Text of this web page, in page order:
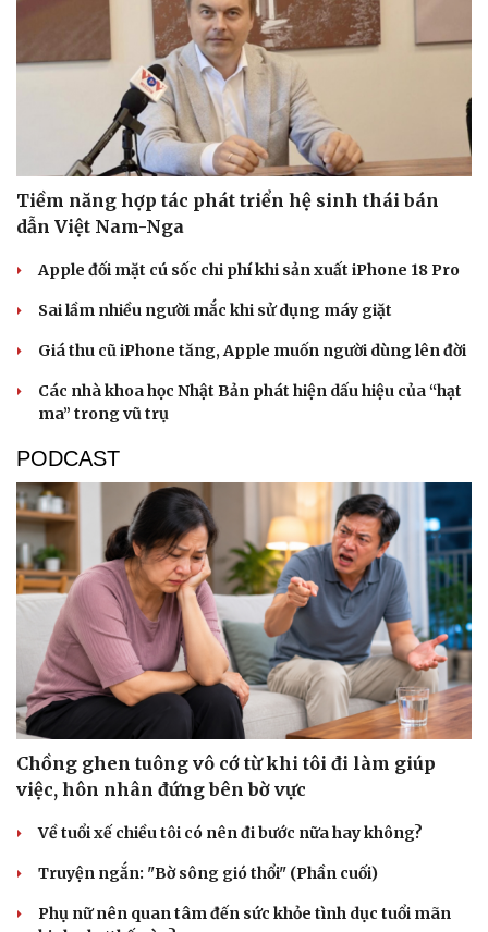
Văn hóa
Sân khấu - Điện ảnh
Âm nhạc
Giải trí
Nghệ sĩ
Sao Việt
Tiềm năng hợp tác phát triển hệ sinh thái bán
dẫn Việt Nam-Nga
Apple đối mặt cú sốc chi phí khi sản xuất iPhone 18 Pro
Sai lầm nhiều người mắc khi sử dụng máy giặt
Giá thu cũ iPhone tăng, Apple muốn người dùng lên đời
Các nhà khoa học Nhật Bản phát hiện dấu hiệu của “hạt
ma” trong vũ trụ
PODCAST
Chồng ghen tuông vô cớ từ khi tôi đi làm giúp
việc, hôn nhân đứng bên bờ vực
Về tuổi xế chiều tôi có nên đi bước nữa hay không?
Truyện ngắn: "Bờ sông gió thổi" (Phần cuối)
Phụ nữ nên quan tâm đến sức khỏe tình dục tuổi mãn